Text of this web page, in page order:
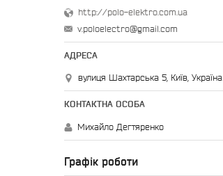
http://polo-elektro.com.ua
v.poloelectro@gmail.com
вулиця Шахтарська 5, Київ, Україна
Михайло Дегтяренко
Графік роботи